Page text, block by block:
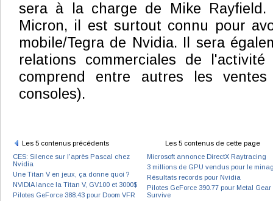
sera à la charge de Mike Rayfield.
Micron, il est surtout connu pour
mobile/Tegra de Nvidia. Il sera
relations commerciales de l'activité
comprend entre autres les
consoles).
Les 5 contenus précédents
CES: Silence sur l'après Pascal chez
Nvidia
Une Titan V en jeux, ça donne quoi ?
NVIDIA lance la Titan V, GV100 et 3000$
Pilotes GeForce 388.43 pour Doom VFR
Les 5 contenus de cette page
Microsoft annonce DirectX Raytracing
3 millions de GPU vendus pour le
Résultats records pour Nvidia
Pilotes GeForce 390.77 pour Metal Gear
Survive